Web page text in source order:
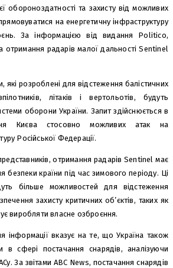
обороноздатності та захисту від можливих
на енергетичну інфраструктуру
За інформацією від видання Politico,
отримання радарів малої дальності Sentinel
які розроблені для відстеження балістичних
літаків і вертольотів, будуть
оборони України. Запит здійснюється в
Києва стосовно можливих атак на
Російської Федерації.
отримання радарів Sentinel має
безпеки країни під час зимового періоду. Ці
більше можливостей для відстеження
захисту критичних об’єктів, таких як
виробляти власне озброєння.
інформації вказує на те, що Україна також
в сфері постачання снарядів, аналізуючи
За звітами ABC News, постачання снарядів